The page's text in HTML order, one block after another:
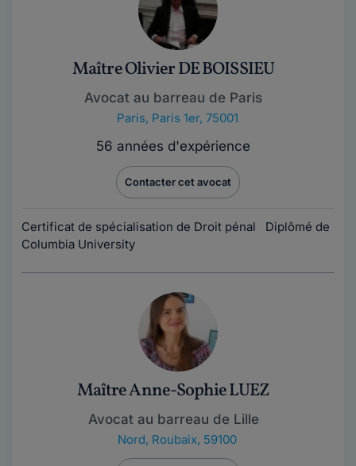
Maître Olivier DE BOISSIEU
Avocat au barreau de Paris
Paris, Paris 1er, 75001
56 années d'expérience
Contacter cet avocat
Certificat de spécialisation de Droit pénal Diplômé de
Columbia University
Maître Anne-Sophie LUEZ
Avocat au barreau de Lille
Nord, Roubaix, 59100